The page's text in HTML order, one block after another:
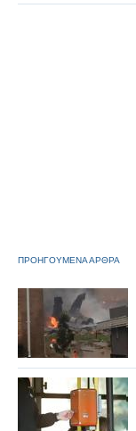
ΠΡΟΗΓΟΥΜΕΝΑ ΑΡΘΡΑ